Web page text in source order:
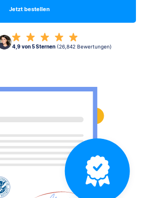
Jetzt bestellen
4,9 von 5 Sternen (26,842 Bewertungen)